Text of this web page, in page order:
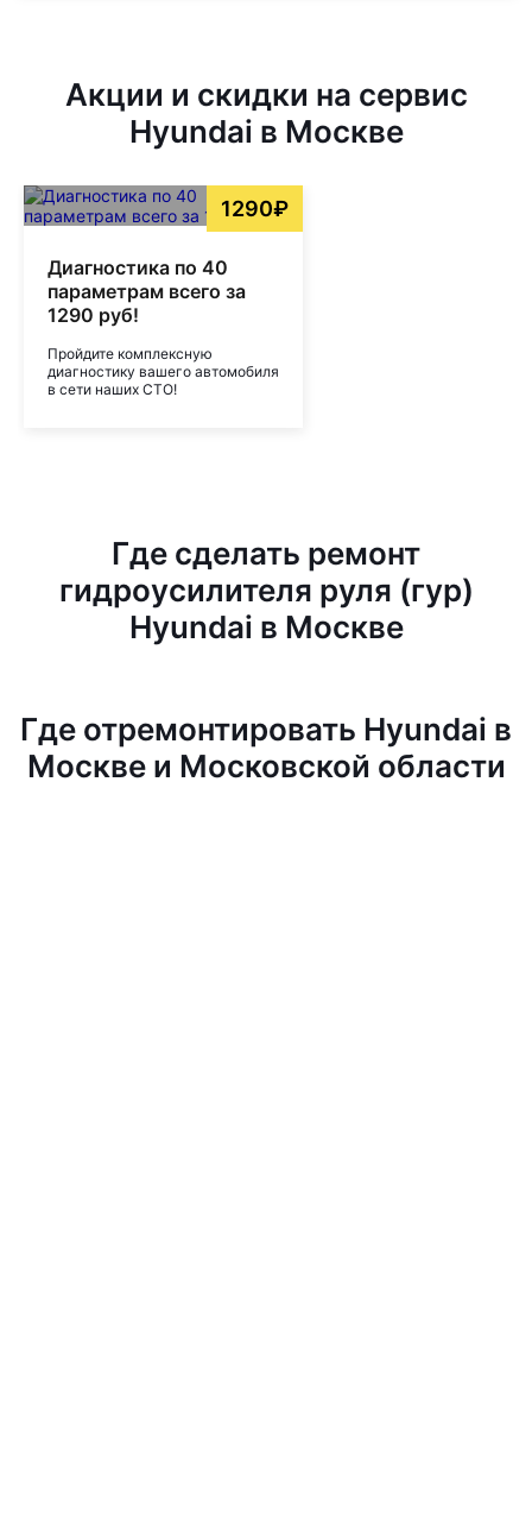
Акции и скидки на сервис
Hyundai в Москве
1290₽
Диагностика по 40
параметрам всего за
1290 руб!
Пройдите комплексную
диагностику вашего автомобиля
в сети наших СТО!
Где сделать ремонт
гидроусилителя руля (гур)
Hyundai в Москве
Где отремонтировать Hyundai в
Москве и Московской области